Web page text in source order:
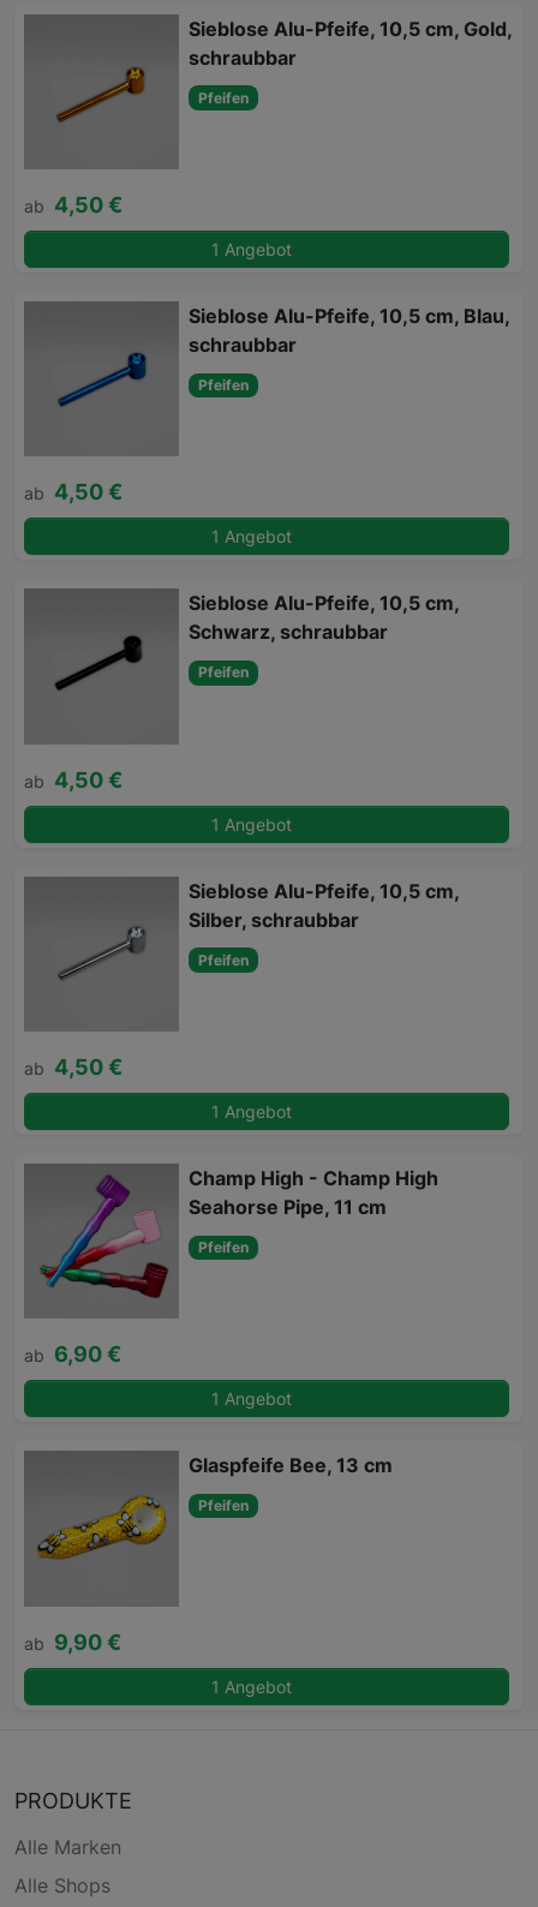
Sieblose Alu-Pfeife, 10,5 cm, Gold,
schraubbar
Pfeifen
ab 4,50 €
1 Angebot
Sieblose Alu-Pfeife, 10,5 cm, Blau,
schraubbar
Pfeifen
ab 4,50 €
1 Angebot
Sieblose Alu-Pfeife, 10,5 cm,
Schwarz, schraubbar
Pfeifen
ab 4,50 €
1 Angebot
Sieblose Alu-Pfeife, 10,5 cm,
Silber, schraubbar
Pfeifen
ab 4,50 €
1 Angebot
Champ High - Champ High
Seahorse Pipe, 11 cm
Pfeifen
ab 6,90 €
1 Angebot
Glaspfeife Bee, 13 cm
Pfeifen
ab 9,90 €
1 Angebot
PRODUKTE
Alle Marken
Alle Shops